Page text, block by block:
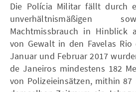
Die Polícia Militar fällt durch
unverhältnismäßigen
Machtmissbrauch in Hinblick
von Gewalt in den Favelas
Januar und Februar 2017
de Janeiros mindestens 182
von Polizeieinsätzen, mithin